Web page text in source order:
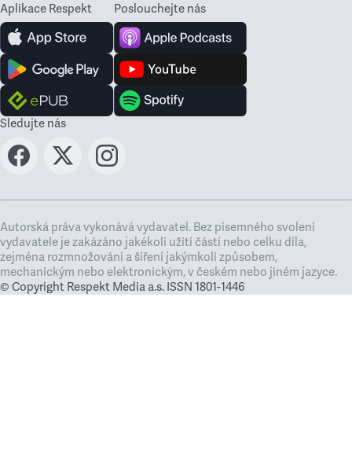
Aplikace Respekt Poslouchejte nás
Sledujte nás
Autorská práva vykonává vydavatel. Bez písemného svolení
vydavatele je zakázáno jakékoli užití částí nebo celku díla,
zejména rozmnožování a šíření jakýmkoli způsobem,
mechanickým nebo elektronickým, v českém nebo jiném jazyce.
© Copyright Respekt Media a.s. ISSN 1801-1446